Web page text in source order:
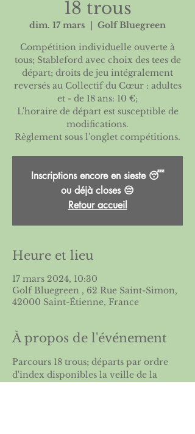
18 trous
dim. 17 mars
Golf Bluegreen
Compétition individuelle ouverte à
tous; Stableford avec choix des tees de
départ; droits de jeu intégralement
reversés au Collectif du Cœur : adultes
et - de 18 ans: 10 €;
L'horaire de départ est susceptible de
modifications.
Inscriptions encore en sieste 😴
ou déjà closes 😔
Retour accueil
Heure et lieu
17 mars 2024, 10:30
Golf Bluegreen , 62 Rue Saint-Simon,
42000 Saint-Étienne, France
À propos de l'événement
Parcours 18 trous; départs par ordre
d'index disponibles la veille de la